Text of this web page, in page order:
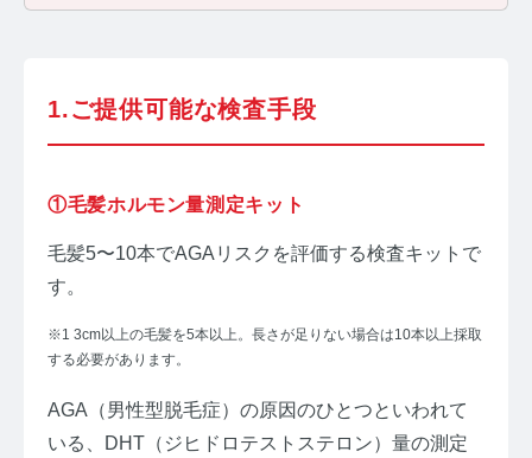
ネコの健康
毛髪・爪ホルモン量測定キットについて知りたい方
ご紹介
【男性力を可視化】毛髪ホルモン量測定キットのご紹
【ストレスを見える化】毛髪・爪ホルモン量検査キッ
トのご紹介
毛髪ホルモン量測定キット導入クリニックのインタビ
ュー
1.ご提供可能な検査手段
①毛髪ホルモン量測定キット
毛髪5〜10本でAGAリスクを評価する検査キットで
す。
※1 3cm以上の毛髪を5本以上。長さが足りない場合は10本以上採取
する必要があります。
AGA（男性型脱毛症）の原因のひとつといわれて
いる、DHT（ジヒドロテストステロン）量の測定